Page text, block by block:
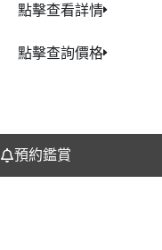
點擊查看詳情
點擊查詢價格
預約鑑賞